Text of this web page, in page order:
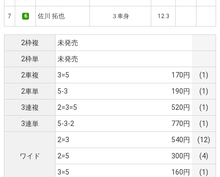
7 6 佐川 拓也 ３車身 12.3
2枠複 未発売
2枠単 未発売
2車複 3=5 170円 (1)
2車単 5-3 190円 (1)
3連複 2=3=5 520円 (1)
3連単 5-3-2 770円 (1)
ワイド
2=3 540円 (12)
2=5 300円 (4)
3=5 160円 (1)